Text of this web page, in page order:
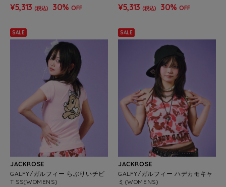
¥5,313 (税込) 30% OFF ¥5,313 (税込) 30% OFF
SALE
JACKROSE
GALFY/ガルフィー らぶりいチビ
T SS(WOMENS)
SALE
JACKROSE
GALFY/ガルフィー ハデカモキャ
ミ(WOMENS)